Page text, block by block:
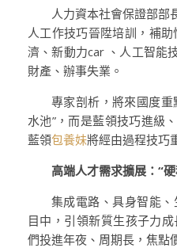
人力資本社會保證部部
人工作技巧晉陞培訓，補
濟、新動力car 、人工智能
財產、辦事失業。
專家剖析，將來國度
水池”，而是藍領技巧進級
藍領包養妹將經由過程技巧
高端人才需求擴展：“
集成電路、具身智能
目中，引領新質生孩子力
們投進年夜、周期長，焦點